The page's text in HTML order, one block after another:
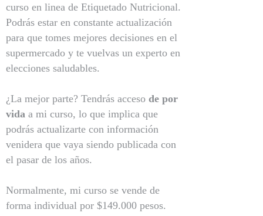
curso en linea de Etiquetado Nutricional.
Podrás estar en constante actualización
para que tomes mejores decisiones en el
supermercado y te vuelvas un experto en
elecciones saludables.
¿La mejor parte? Tendrás acceso de por
vida a mi curso, lo que implica que
podrás actualizarte con información
venidera que vaya siendo publicada con
el pasar de los años.
Normalmente, mi curso se vende de
forma individual por $149.000 pesos.